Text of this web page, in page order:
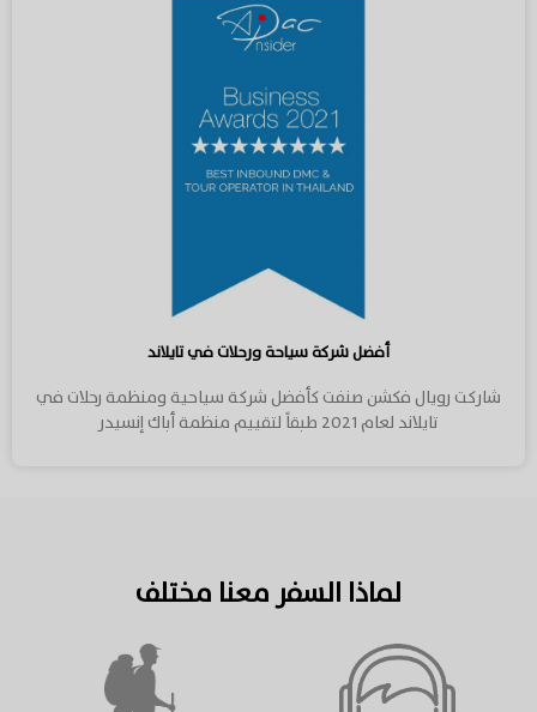
أفضل شركة سياحة ورحلات في تايلاند
شاركت رويال فكشن صنفت كأفضل شركة سياحية ومنظمة رحلات في
تايلاند لعام 2021 طبقاً لتقييم منظمة أباك إنسيدر
لماذا السفر معنا مختلف